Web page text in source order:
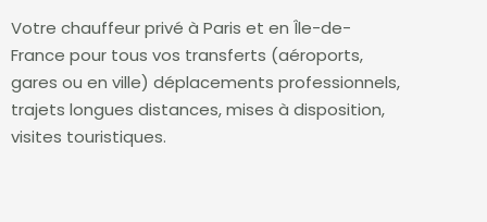
Votre chauffeur privé à Paris et en Île-de-
France pour tous vos transferts (aéroports,
gares ou en ville) déplacements professionnels,
trajets longues distances, mises à disposition,
visites touristiques.